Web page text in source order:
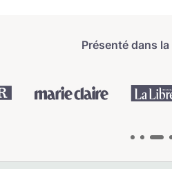
Présenté dans